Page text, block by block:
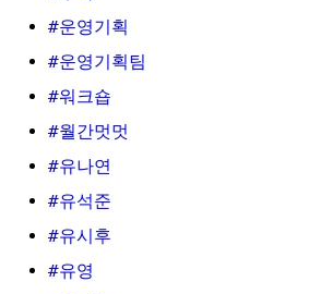
#운영기획
#운영기획팀
#워크숍
#월간멋멋
#유나연
#유석준
#유시후
#유영